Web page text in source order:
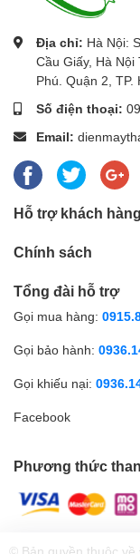
Địa chỉ: Hà Nội:
Cầu Giấy, Hà
Phú. Quận 2, TP.
Số điện thoại:
Email:
Hỗ trợ khách hàng
Chính sách
Tổng đài hỗ trợ
Gọi mua hàng:
Gọi bảo hành:
Gọi khiếu nại:
Facebook
Phương thức